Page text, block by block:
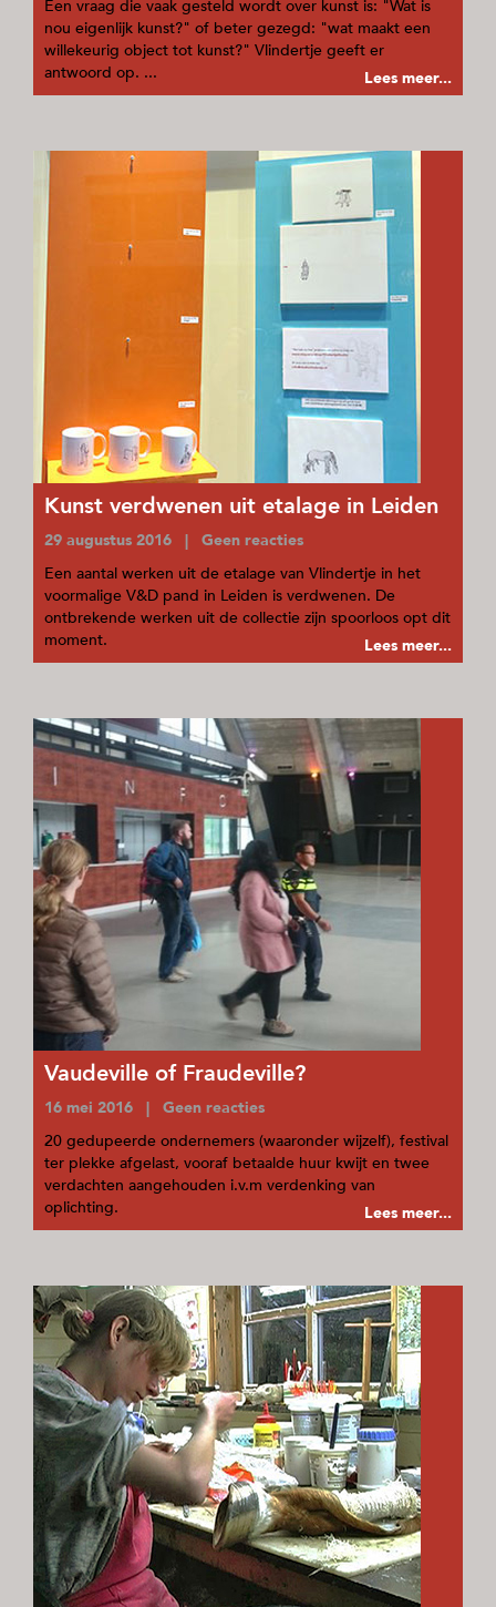
Een vraag die vaak gesteld wordt over kunst is: "Wat is
nou eigenlijk kunst?" of beter gezegd: "wat maakt een
willekeurig object tot kunst?" Vlindertje geeft er
antwoord op. ...
Lees meer...
Kunst verdwenen uit etalage in Leiden
29 augustus 2016 | Geen reacties
Een aantal werken uit de etalage van Vlindertje in het
voormalige V&D pand in Leiden is verdwenen. De
ontbrekende werken uit de collectie zijn spoorloos opt dit
moment.
Lees meer...
Vaudeville of Fraudeville?
16 mei 2016 | Geen reacties
20 gedupeerde ondernemers (waaronder wijzelf), festival
ter plekke afgelast, vooraf betaalde huur kwijt en twee
verdachten aangehouden i.v.m verdenking van
oplichting.
Lees meer...